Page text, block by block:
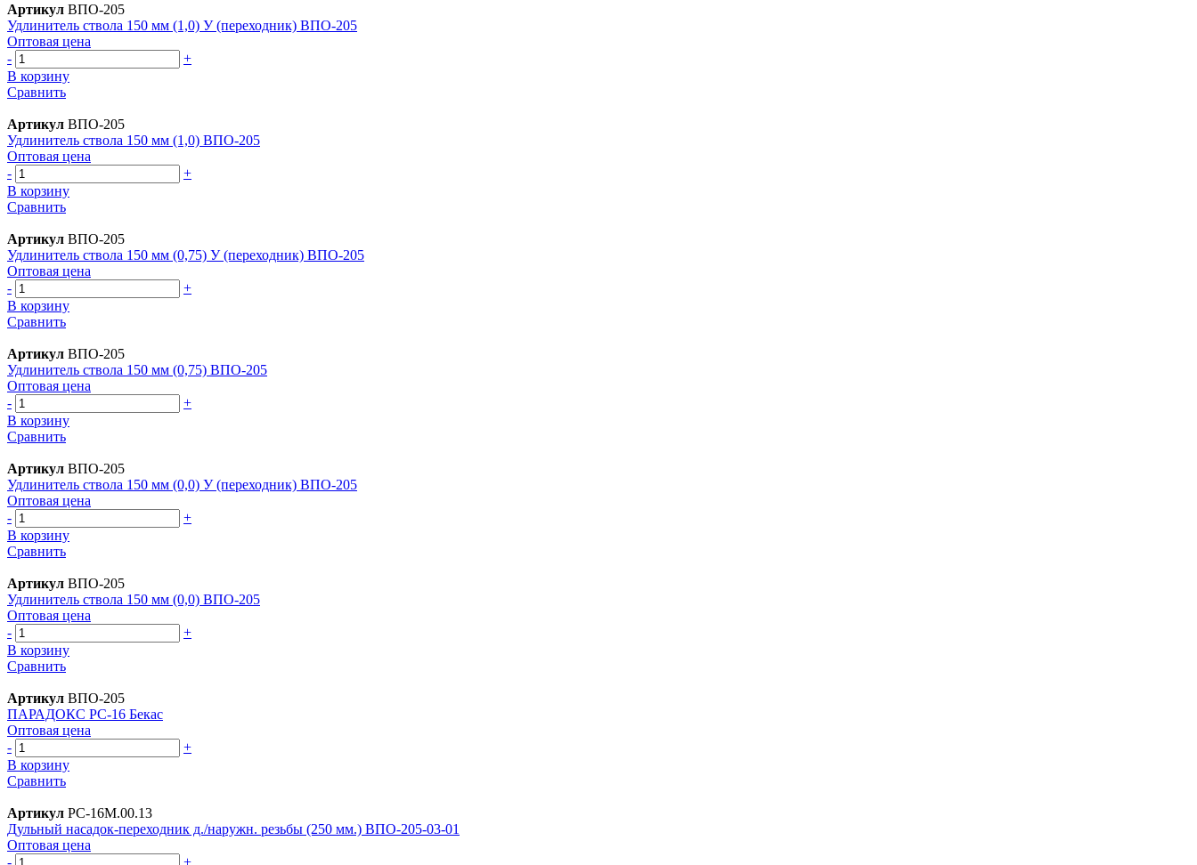
Артикул ВПО-205
Удлинитель ствола 150 мм (1,0) У (переходник) ВПО-205
Оптовая цена
-
+
В корзину
Сравнить
Артикул ВПО-205
Удлинитель ствола 150 мм (1,0) ВПО-205
Оптовая цена
-
+
В корзину
Сравнить
Артикул ВПО-205
Удлинитель ствола 150 мм (0,75) У (переходник) ВПО-205
Оптовая цена
-
+
В корзину
Сравнить
Артикул ВПО-205
Удлинитель ствола 150 мм (0,75) ВПО-205
Оптовая цена
-
+
В корзину
Сравнить
Артикул ВПО-205
Удлинитель ствола 150 мм (0,0) У (переходник) ВПО-205
Оптовая цена
-
+
В корзину
Сравнить
Артикул ВПО-205
Удлинитель ствола 150 мм (0,0) ВПО-205
Оптовая цена
-
+
В корзину
Сравнить
Артикул ВПО-205
ПАРАДОКС РС-16 Бекас
Оптовая цена
-
+
В корзину
Сравнить
Артикул РС-16М.00.13
Дульный насадок-переходник д./наружн. резьбы (250 мм.) ВПО-205-03-01
Оптовая цена
-
+